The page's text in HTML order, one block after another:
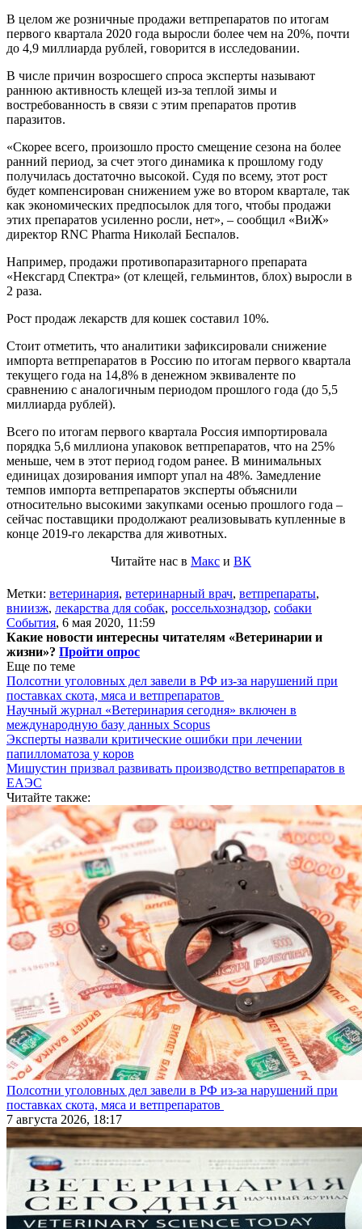
В целом же розничные продажи ветпрепаратов по итогам
первого квартала 2020 года выросли более чем на 20%, почти
до 4,9 миллиарда рублей, говорится в исследовании.
В числе причин возросшего спроса эксперты называют
раннюю активность клещей из-за теплой зимы и
востребованность в связи с этим препаратов против
паразитов.
«Скорее всего, произошло просто смещение сезона на более
ранний период, за счет этого динамика к прошлому году
получилась достаточно высокой. Судя по всему, этот рост
будет компенсирован снижением уже во втором квартале, так
как экономических предпосылок для того, чтобы продажи
этих препаратов усиленно росли, нет», – сообщил «ВиЖ»
директор RNC Pharma Николай Беспалов.
Например, продажи противопаразитарного препарата
«Нексгард Спектра» (от клещей, гельминтов, блох) выросли в
2 раза.
Рост продаж лекарств для кошек составил 10%.
Стоит отметить, что аналитики зафиксировали снижение
импорта ветпрепаратов в Россию по итогам первого квартала
текущего года на 14,8% в денежном эквиваленте по
сравнению с аналогичным периодом прошлого года (до 5,5
миллиарда рублей).
Всего по итогам первого квартала Россия импортировала
порядка 5,6 миллиона упаковок ветпрепаратов, что на 25%
меньше, чем в этот период годом ранее. В минимальных
единицах дозирования импорт упал на 48%. Замедление
темпов импорта ветпрепаратов эксперты объяснили
относительно высокими закупками осенью прошлого года –
сейчас поставщики продолжают реализовывать купленные в
конце 2019-го лекарства для животных.
Читайте нас в Макс и ВК
Метки: ветеринария, ветеринарный врач, ветпрепараты,
вниизж, лекарства для собак, россельхознадзор, собаки
События, 6 мая 2020, 11:59
Какие новости интересны читателям «Ветеринарии и
жизни»? Пройти опрос
Еще по теме
Полсотни уголовных дел завели в РФ из-за нарушений при
поставках скота, мяса и ветпрепаратов
Научный журнал «Ветеринария сегодня» включен в
международную базу данных Scopus
Эксперты назвали критические ошибки при лечении
папилломатоза у коров
Мишустин призвал развивать производство ветпрепаратов в
ЕАЭС
Читайте также:
Полсотни уголовных дел завели в РФ из-за нарушений при
поставках скота, мяса и ветпрепаратов
7 августа 2026, 18:17